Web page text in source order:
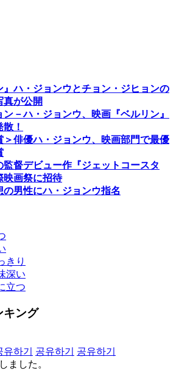
』ハ・ジョンウとチョン・ジヒョンの
真が公開
－ハ・ジョンウ、映画『ベルリン』
！
＞俳優ハ・ジョンウ、映画部門で最優
監督デビュー作『ジェットコースタ
映画祭に招待
の男性にハ・ジョンウ指名
きり
深い
立つ
キング
유하기 공유하기
공유하기
ました。